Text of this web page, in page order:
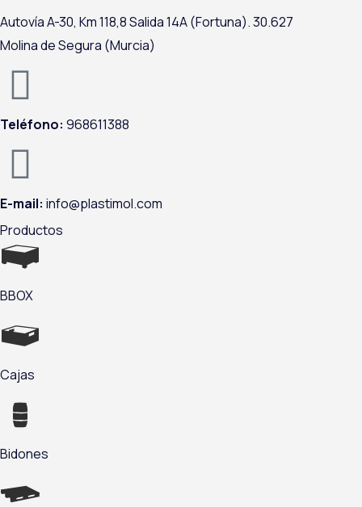
o
k
i
n
r
a
m
e
Autovía A-30, Km 118,8Salida 14A (Fortuna).30.627
Molina de Segura (Murcia)
Teléfono: 968611388
E-mail: info@plastimol.com
Productos
BBOX
Cajas
Bidones